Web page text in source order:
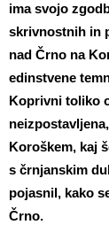
ima svojo
skrivnostnih in
nad Črno na
edinstvene
Koprivni toliko
Koroškem, kaj
s črnjanskim
pojasnil, kako
Črno.